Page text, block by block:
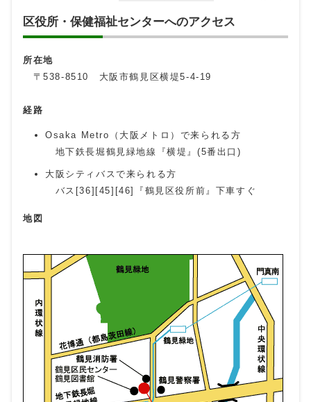
区役所・保健福祉センターへのアクセス
所在地
〒538-8510 大阪市鶴見区横堤5-4-19
経路
Osaka Metro（大阪メトロ）で来られる方
地下鉄長堀鶴見緑地線『横堤』(5番出口)
大阪シティバスで来られる方
バス[36][45][46]『鶴見区役所前』下車すぐ
地図